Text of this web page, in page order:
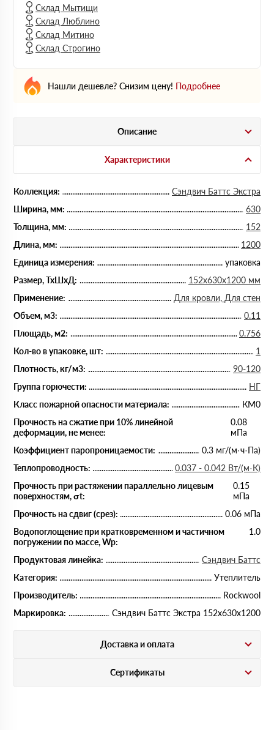
Склад Мытищи
Склад Люблино
Склад Митино
Склад Строгино
Нашли дешевле? Снизим цену! Подробнее
Описание
Характеристики
Коллекция:
Сэндвич Баттс Экстра
Ширина, мм:
630
Толщина, мм:
152
Длина, мм:
1200
Единица измерения:
упаковка
Размер, ТхШхД:
152х630х1200 мм
Применение:
Для кровли, Для стен
Объем, м3:
0.11
Площадь, м2:
0.756
Кол-во в упаковке, шт:
1
Плотность, кг/м3:
90-120
Группа горючести:
НГ
Класс пожарной опасности материала:
КМ0
Прочность на сжатие при 10% линейной
деформации, не менее:
0.08
мПа
Коэффициент паропроницаемости:
0.3 мг/(м·ч·Па)
Теплопроводность:
0.037 - 0.042 Вт/(м·К)
Прочность при растяжении параллельно лицевым
поверхностям, σt:
0.15
мПа
Прочность на сдвиг (срез):
0.06 мПа
Водопоглощение при кратковременном и частичном
погружении по массе, Wp:
1.0
Продуктовая линейка:
Сэндвич Баттс
Категория:
Утеплитель
Производитель:
Rockwool
Маркировка:
Сэндвич Баттс Экстра 152х630х1200
Доставка и оплата
Сертификаты